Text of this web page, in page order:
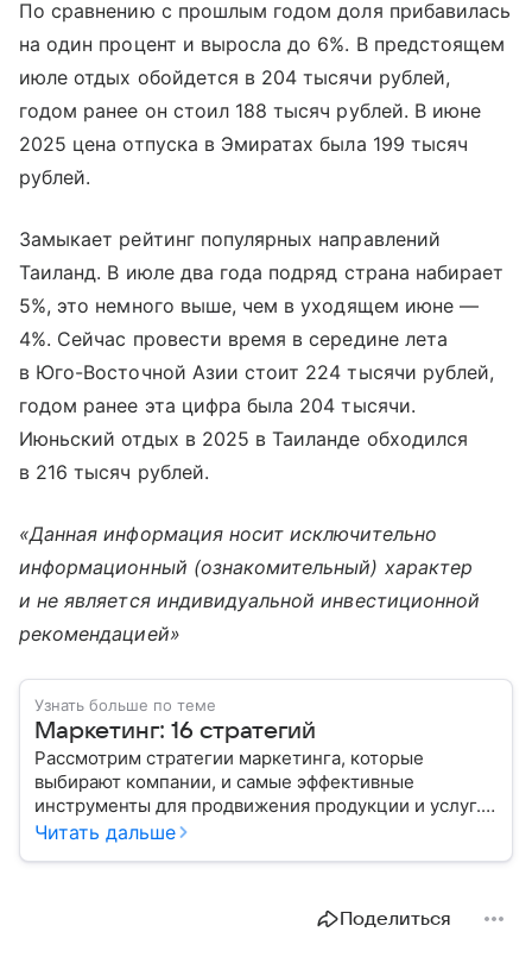
По сравнению с прошлым годом доля прибавилась
на один процент и выросла до 6%. В предстоящем
июле отдых обойдется в 204 тысячи рублей,
годом ранее он стоил 188 тысяч рублей. В июне
2025 цена отпуска в Эмиратах была 199 тысяч
рублей.
Замыкает рейтинг популярных направлений
Таиланд. В июле два года подряд страна набирает
5%, это немного выше, чем в уходящем июне —
4%. Сейчас провести время в середине лета
в Юго-Восточной Азии стоит 224 тысячи рублей,
годом ранее эта цифра была 204 тысячи.
Июньский отдых в 2025 в Таиланде обходился
в 216 тысяч рублей.
«Данная информация носит исключительно
информационный (ознакомительный) характер
и не является индивидуальной инвестиционной
рекомендацией»
Узнать больше по теме
Маркетинг: 16 стратегий
Рассмотрим стратегии маркетинга, которые
выбирают компании, и самые эффективные
инструменты для продвижения продукции и услуг.
Читать дальше
Поделиться